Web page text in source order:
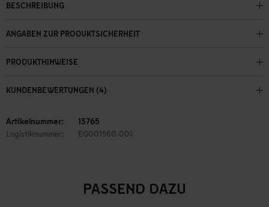
BESCHREIBUNG
ANGABEN ZUR PRODUKTSICHERHEIT
PRODUKTHINWEISE
KUNDENBEWERTUNGEN (4)
Artikelnummer: 13765
Logistiknummer: EG001560-001
PASSEND DAZU